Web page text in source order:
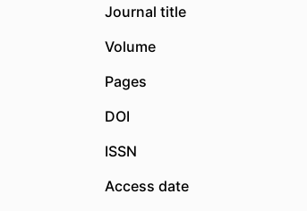
Journal title
Volume
Pages
DOI
ISSN
Access date